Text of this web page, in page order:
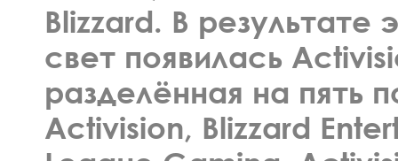
Blizzard. В результате
свет появилась
разделённая на пять
Activision, Blizzard